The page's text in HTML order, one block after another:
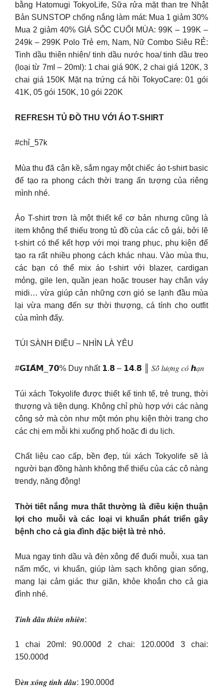
bằng Hatomugi TokyoLife, Sữa rửa mặt than tre Nhật
Bản SUNSTOP chống nắng làm mát: Mua 1 giảm 30%
Mua 2 giảm 40% GIÁ SỐC CUỐI MÙA: 99K – 199K –
249k – 299K Polo Trẻ em, Nam, Nữ Combo Siêu RẺ:
Tinh dầu thiên nhiên/ tinh dầu nước hoa/ tinh dầu treo
(loại từ 7ml – 20ml): 1 chai giá 90K, 2 chai giá 120K, 3
chai giá 150K Mặt nạ trứng cá hồi TokyoCare: 01 gói
41K, 05 gói 150K, 10 gói 220K
REFRESH TỦ ĐỒ THU VỚI ÁO T-SHIRT
#chỉ_57k
Mùa thu đã cận kề, sắm ngay một chiếc áo t-shirt basic
để tạo ra phong cách thời trang ấn tượng của riêng
mình nhé.
Áo T-shirt trơn là một thiết kế cơ bản nhưng cũng là
item không thể thiếu trong tủ đồ của các cô gái, bởi lẽ
t-shirt có thể kết hợp với mọi trang phục, phụ kiện để
tạo ra rất nhiều phong cách khác nhau. Vào mùa thu,
các bạn có thể mix áo t-shirt với blazer, cardigan
mỏng, gile len, quần jean hoặc trouser hay chân váy
midi… vừa giúp cản những cơn gió se lạnh đầu mùa
lại vừa mang đến sự thời thượng, cá tính cho outfit
của mình đấy.
TÚI SÀNH ĐIỆU – NHÌN LÀ YÊU
#𝗚𝗜𝗔̉𝗠_𝟳𝟬% Duy nhất 𝟭.𝟴 – 𝟭𝟰.𝟴 ║ 𝑆𝑜̂́ 𝑙𝑢̛𝑜̛̣𝑛𝑔 𝑐𝑜́ ℎ𝑎̣𝑛
Túi xách Tokyolife được thiết kế tinh tế, trẻ trung, thời
thượng và tiện dụng. Không chỉ phù hợp với các nàng
công sở mà còn như một món phụ kiện thời trang cho
các chị em mỗi khi xuống phố hoặc đi du lịch.
Chất liệu cao cấp, bền đẹp, túi xách Tokyolife sẽ là
người bạn đồng hành không thể thiếu của các cô nàng
trendy, năng động!
Thời tiết nắng mưa thất thường là điều kiện thuận
lợi cho muỗi và các loại vi khuẩn phát triển gây
bệnh cho cả gia đình đặc biệt là trẻ nhỏ.
Mua ngay tinh dầu và đèn xông để đuổi muỗi, xua tan
nấm mốc, vi khuẩn, giúp làm sạch không gian sống,
mang lại cảm giác thư giãn, khỏe khoắn cho cả gia
đình nhé.
𝑻𝒊𝒏𝒉 𝒅𝒂̂̀𝒖 𝒕𝒉𝒊𝒆̂𝒏 𝒏𝒉𝒊𝒆̂𝒏:
1 chai 20ml: 90.000đ 2 chai: 120.000đ 3 chai:
150.000đ
Đ𝒆̀𝒏 𝒙𝒐̂𝒏𝒈 𝒕𝒊𝒏𝒉 𝒅𝒂̂̀𝒖: 190.000đ